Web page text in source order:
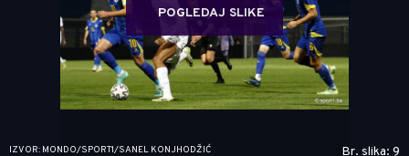
POGLEDAJ SLIKE
IZVOR: MONDO/SPORT1/SANEL KONJHODŽIĆ Br. slika: 9